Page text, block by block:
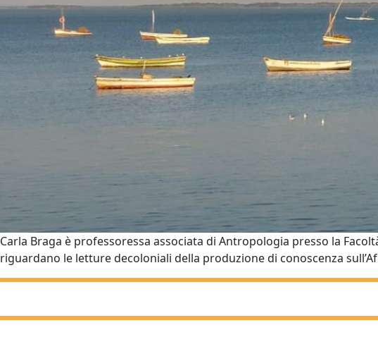
Carla Braga è professoressa associata di Antropologia presso la
riguardano le letture decoloniali della produzione di conoscenza